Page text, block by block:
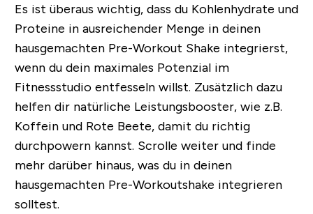
Es ist überaus wichtig, dass du Kohlenhydrate und
Proteine in ausreichender Menge in deinen
hausgemachten Pre-Workout Shake integrierst,
wenn du dein maximales Potenzial im
Fitnessstudio entfesseln willst. Zusätzlich dazu
helfen dir natürliche Leistungsbooster, wie z.B.
Koffein und Rote Beete, damit du richtig
durchpowern kannst. Scrolle weiter und finde
mehr darüber hinaus, was du in deinen
hausgemachten Pre-Workoutshake integrieren
solltest.